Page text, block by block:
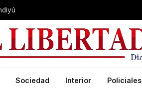
Sociedad Interior Policiales